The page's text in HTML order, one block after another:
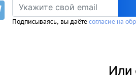
Подписываясь, вы даёте согласие на
Или